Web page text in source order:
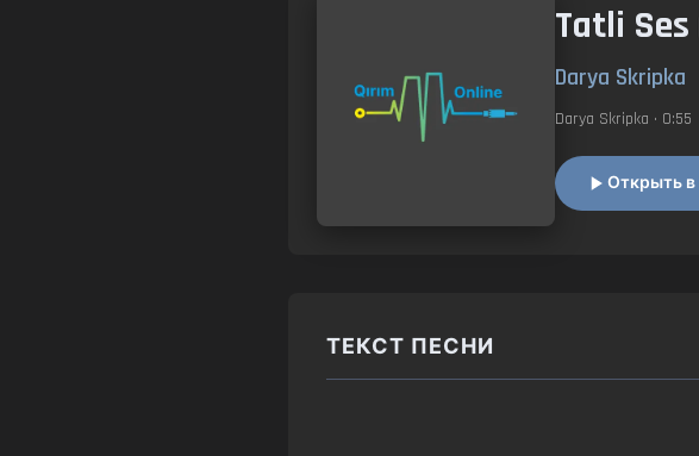
Tatli
Darya Skripka
Darya Skripka • 0:55
Открыть
ТЕКСТ ПЕСНИ